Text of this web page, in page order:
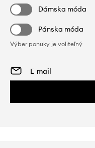
Dámska móda
Pánska móda
Výber ponuky je voliteľný